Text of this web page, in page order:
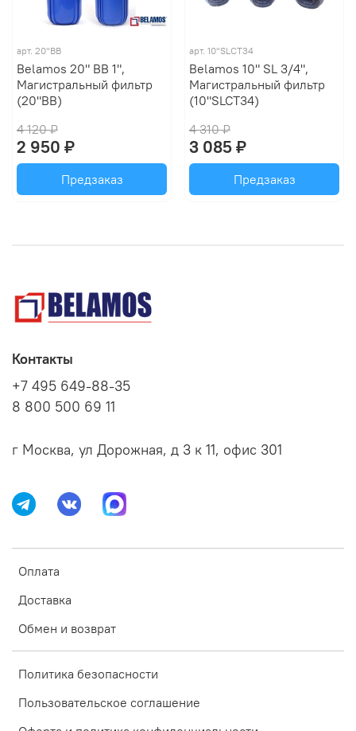
арт. 20"BB
Belamos 20" BB 1",
Магистральный фильтр
(20"BB)
4 120 ₽
2 950 ₽
Предзаказ
арт. 10"SLCT34
Belamos 10" SL 3/4",
Магистральный фильтр
(10"SLCT34)
4 310 ₽
3 085 ₽
Предзаказ
Оплата
Доставка
Обмен и возврат
Политика безопасности
Пользовательское соглашение
Контакты
+7 495 649-88-35
8 800 500 69 11
г Москва, ул Дорожная, д 3 к 11, офис 301